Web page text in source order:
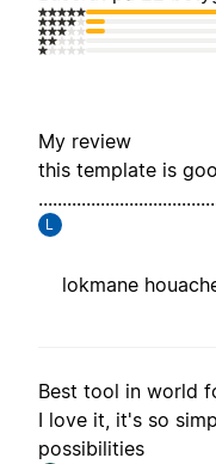
My review
this template is
L
lokmane
Best tool in world
I love it, it's so
possibilities